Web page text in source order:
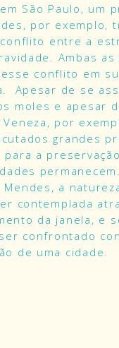
São Paulo, um
por exemplo,
entre a
Ambas as
conflito em
Apesar de se
moles e apesar
Veneza, por
grandes
para a
Mendes, a
contemplada
da janela, e
confrontado
de uma cidade.